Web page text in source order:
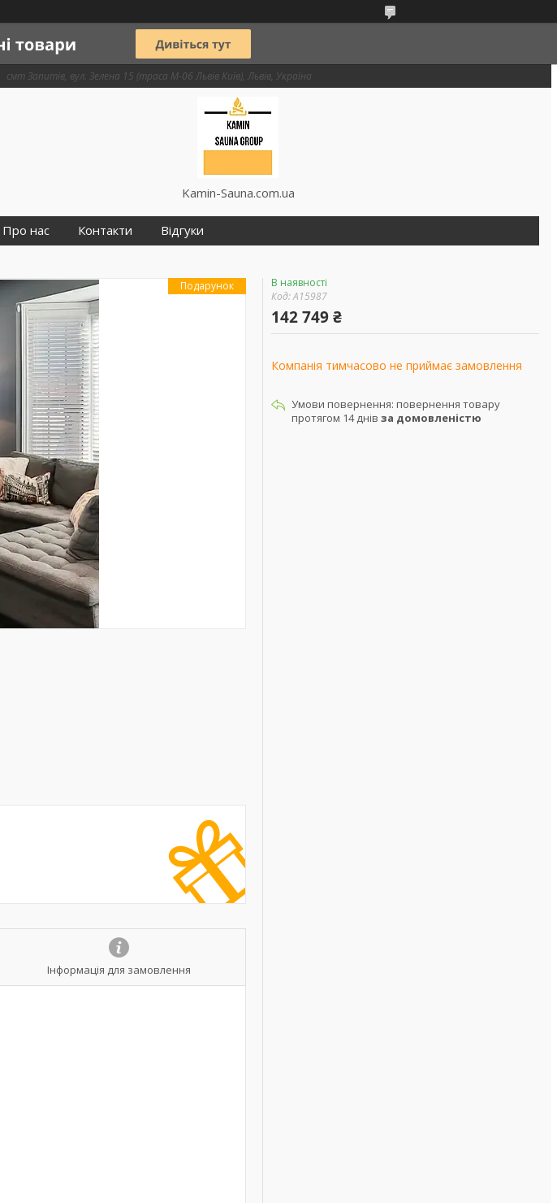
смт Запитів, вул. Зелена 15 (траса М-06 Львів Київ), Львів, Україна
Kamin-Sauna.com.ua
Про нас Контакти Відгуки
Подарунок
Інформація для замовлення
В наявності
Код:А15987
142 749 ₴
Компанія тимчасово не приймає замовлення
повернення товару
протягом 14 днів за домовленістю